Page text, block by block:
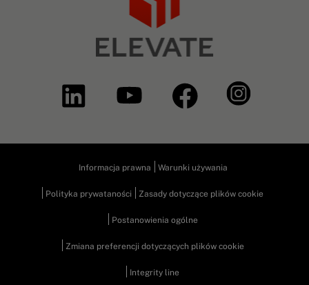
Informacja prawna Warunki używania
Polityka prywataności Zasady dotyczące plików cookie
Postanowienia ogólne
Zmiana preferencji dotyczących plików cookie
Integrity line